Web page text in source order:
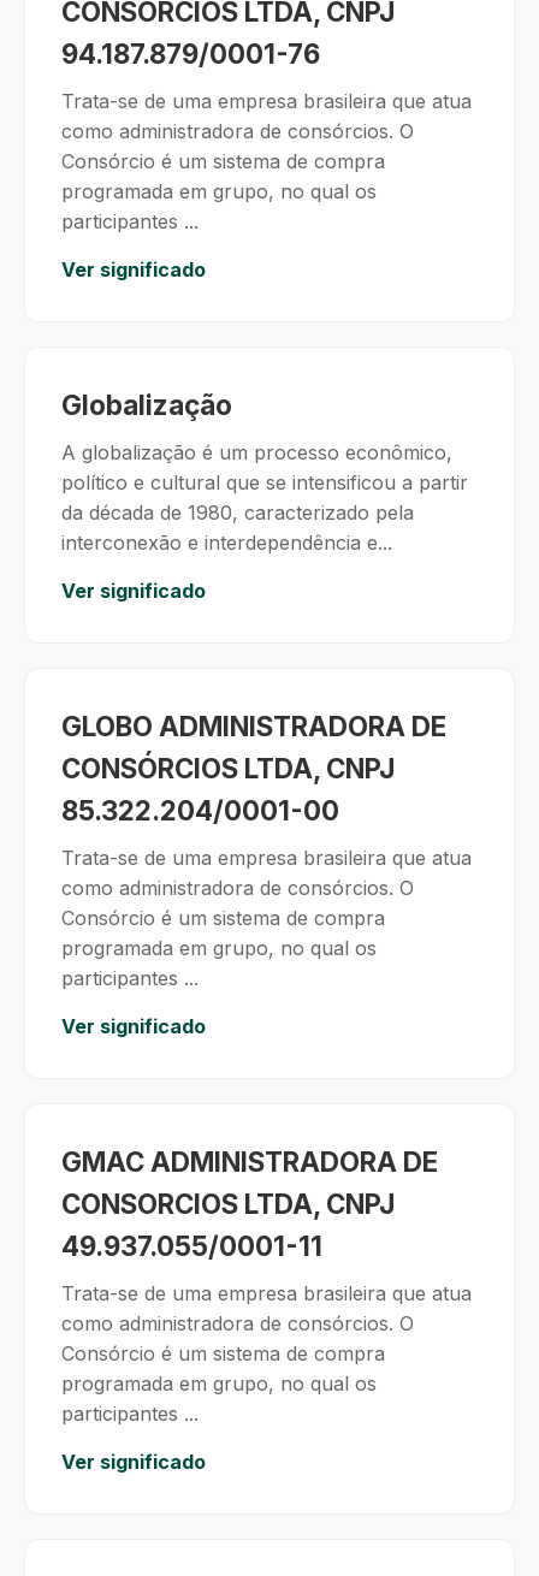
CONSÓRCIOS LTDA, CNPJ
94.187.879/0001-76
Trata-se de uma empresa brasileira que atua
como administradora de consórcios. O
Consórcio é um sistema de compra
programada em grupo, no qual os
participantes ...
Ver significado
Globalização
A globalização é um processo econômico,
político e cultural que se intensificou a partir
da década de 1980, caracterizado pela
interconexão e interdependência e...
Ver significado
GLOBO ADMINISTRADORA DE
CONSÓRCIOS LTDA, CNPJ
85.322.204/0001-00
Trata-se de uma empresa brasileira que atua
como administradora de consórcios. O
Consórcio é um sistema de compra
programada em grupo, no qual os
participantes ...
Ver significado
GMAC ADMINISTRADORA DE
CONSORCIOS LTDA, CNPJ
49.937.055/0001-11
Trata-se de uma empresa brasileira que atua
como administradora de consórcios. O
Consórcio é um sistema de compra
programada em grupo, no qual os
participantes ...
Ver significado